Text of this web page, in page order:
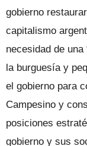
gobierno
capitalismo
necesidad de una
la burguesía y
el gobierno para
Campesino y
posiciones
gobierno y sus